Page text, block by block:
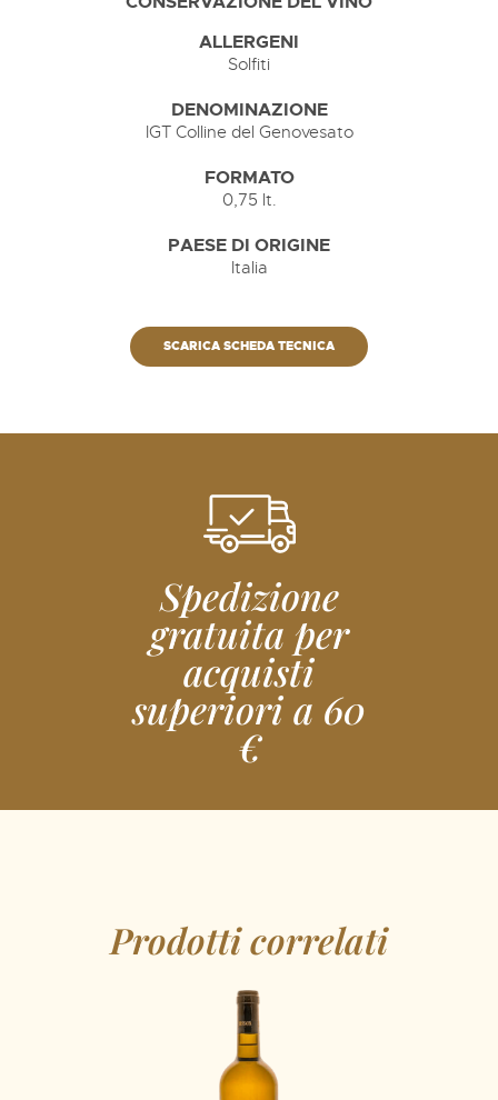
ALLERGENI
Solfiti
DENOMINAZIONE
IGT Colline del Genovesato
FORMATO
0,75 lt.
PAESE DI ORIGINE
Italia
SCARICA SCHEDA TECNICA
Spedizione
gratuita per
acquisti
superiori a 60
€
Prodotti correlati